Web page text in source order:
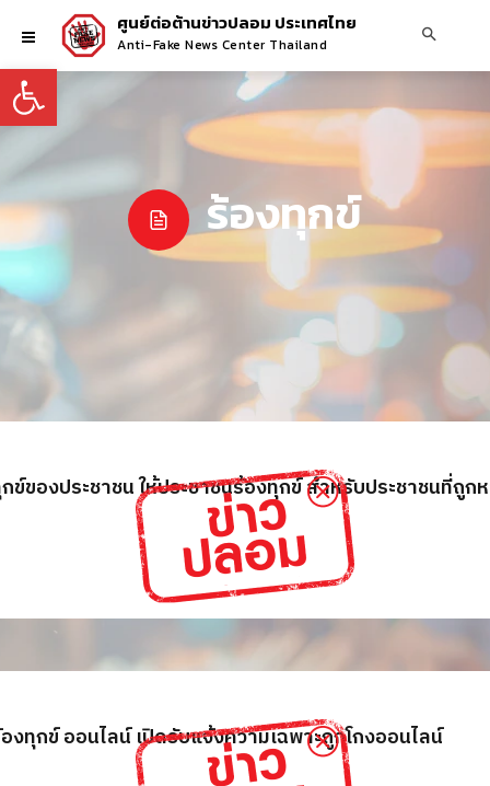
Open toolbar
ศูนย์ต่อต้านข่าวปลอม ประเทศไทย
Anti-Fake News Center Thailand
ร้องทุกข์
ของประชาชน ให้ประชาชนร้องทุกข์ สำหรับประชาชนที่ถูก
ทุกข์ ออนไลน์ เปิดรับแจ้งความเฉพาะถูกโกงออนไลน์